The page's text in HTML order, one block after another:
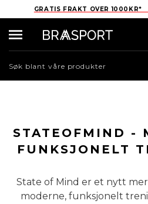
GRATIS FRAKT OVER 1000KR*
STATEOFMIND -
FUNKSJONELT
State of Mind er et nytt
moderne, funksjonelt